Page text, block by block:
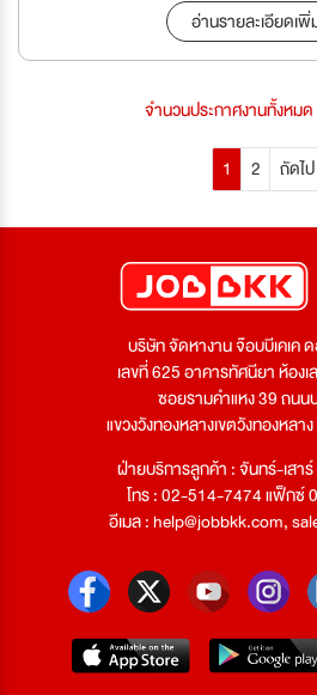
อ่านรายละเอียดเพิ่
จำนวนประกาศงานทั้งหม
1 2 ถัดไป
บริษัท จัดหางาน จ๊อบบีเคเค
เลขที่ 625 อาคารทัศนียา ห้อง
ซอยรามคำแหง 39 ถนน
แขวงวังทองหลางเขตวังทองหล
ฝ่ายบริการลูกค้า : จันทร์-เสา
โทร : 02-514-7474 แฟ็กซ์
อีเมล :help@jobbkk.com,